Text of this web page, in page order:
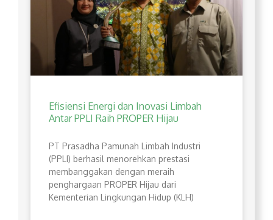
Efisiensi Energi dan Inovasi Limbah
Antar PPLI Raih PROPER Hijau
PT Prasadha Pamunah Limbah Industri
(PPLI) berhasil menorehkan prestasi
membanggakan dengan meraih
penghargaan PROPER Hijau dari
Kementerian Lingkungan Hidup (KLH)